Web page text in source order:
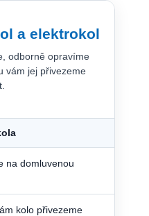
a elektrokol
odborně opravíme
vám jej přivezeme
na domluvenou
kolo přivezeme